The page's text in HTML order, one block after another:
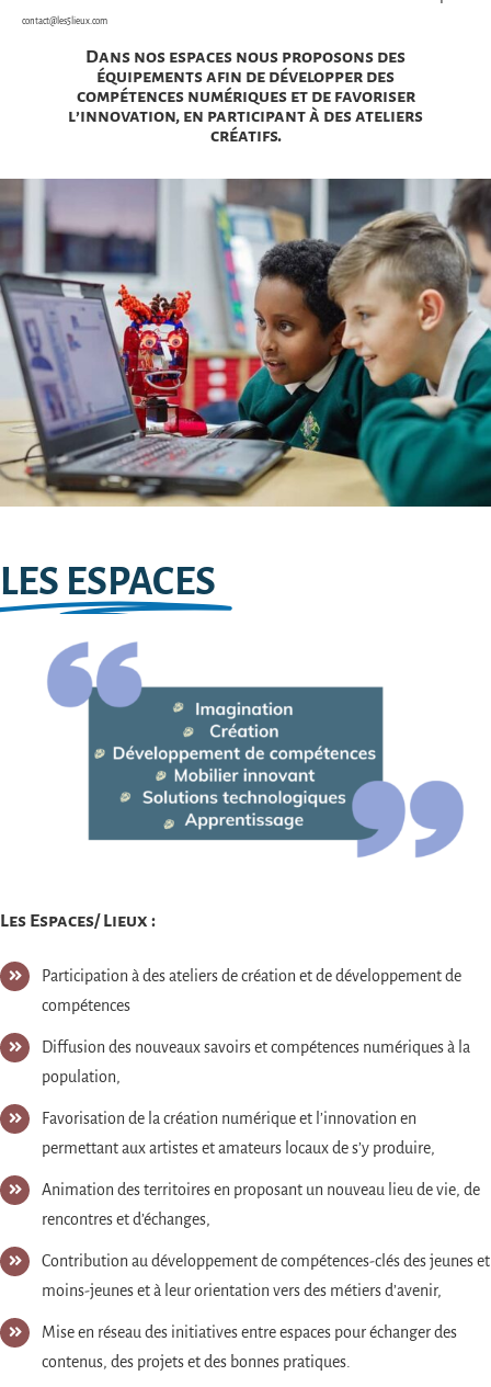
contact@les5lieux.com
Dans nos espaces nous proposons des
équipements afin de développer des
compétences numériques et de favoriser
l’innovation, en participant à des ateliers
créatifs.
LES ESPACES
Les Espaces/ Lieux :
Participation à des ateliers de création et de développement de
compétences
Diffusion des nouveaux savoirs et compétences numériques à la
population,
Favorisation de la création numérique et l’innovation en
permettant aux artistes et amateurs locaux de s’y produire,
Animation des territoires en proposant un nouveau lieu de vie, de
rencontres et d’échanges,
Contribution au développement de compétences-clés des jeunes et
moins-jeunes et à leur orientation vers des métiers d’avenir,
Mise en réseau des initiatives entre espaces pour échanger des
contenus, des projets et des bonnes pratiques.